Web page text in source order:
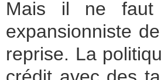
Mais il ne faut
expansionniste
reprise. La